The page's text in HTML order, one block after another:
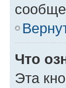
Что
Эта